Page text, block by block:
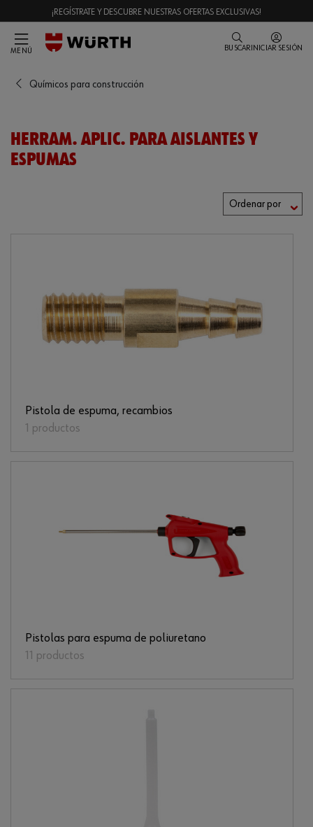
¡REGÍSTRATE Y DESCUBRE NUESTRAS OFERTAS EXCLUSIVAS!
MENÚ BUSCAR INICIAR SESIÓN
Químicos para construcción
HERRAM. APLIC. PARA AISLANTES Y
ESPUMAS
Pistola de espuma, recambios
1 productos
Pistolas para espuma de poliuretano
11 productos